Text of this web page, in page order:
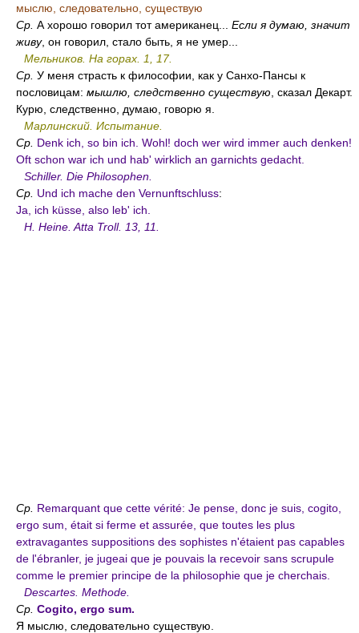
мыслю, следовательно, существую
Ср. А хорошо говорил тот американец... Если я думаю, значит
живу, он говорил, стало быть, я не умер...
Мельников. На горах. 1, 17.
Ср. У меня страсть к философии, как у Санхо-Пансы к
пословицам: мышлю, следственно существую , сказал Декарт.
Курю, следственно, думаю, говорю я.
Марлинский. Испытание.
Ср. Denk ich, so bin ich. Wohl! doch wer wird immer auch denken!
Oft schon war ich und hab' wirklich an garnichts gedacht.
Schiller. Die Philosophen.
Ср. Und ich mache den Vernunftschluss:
Ja, ich küsse, also leb' ich.
H. Heine. Atta Troll. 13, 11.
Ср. Remarquant que cette vérité: Je pense, donc je suis, cogito,
ergo sum, était si ferme et assurée, que toutes les plus
extravagantes suppositions des sophistes n'étaient pas capables
de l'ébranler, je jugeai que je pouvais la recevoir sans scrupule
comme le premier principe de la philosophie que je cherchais.
Descartes. Methode.
Ср. Cogito, ergo sum.
Я мыслю, следовательно существую.